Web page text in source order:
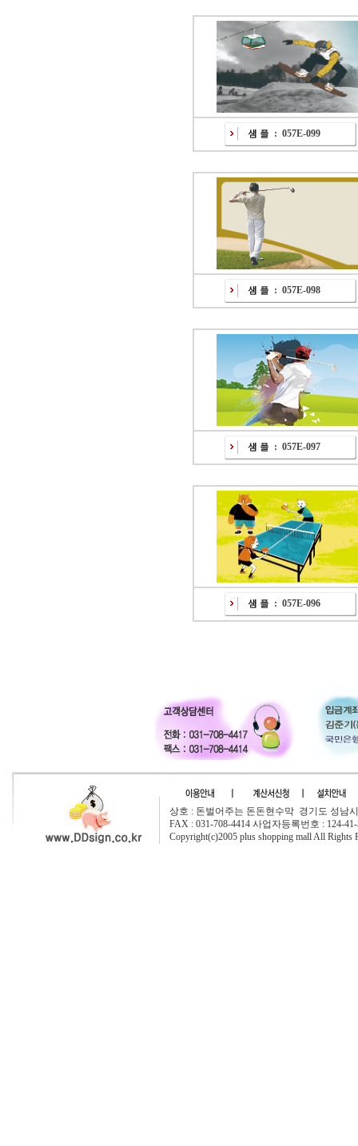
: 057E-099
: 057E-098
: 057E-097
: 057E-096
상호 : 돈벌어주는 돈돈현수막 경기도 성남
FAX : 031-708-4414 사업자등록번호 : 124-
Copyright(c)2005 plus shopping mall All Rights